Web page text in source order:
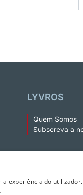
LYVROS
Quem Somos
Subscreva a
experiência do